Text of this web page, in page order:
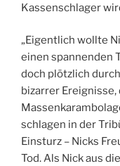
Kassenschlager
„Eigentlich wollte
einen spannenden
doch plötzlich
bizarrer
schlagen in der
Einsturz – Nicks
Tod. Als Nick aus